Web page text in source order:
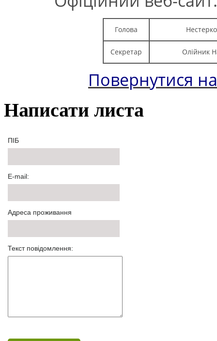
Голова
Секретар Олійник
Повернутися
Написати листа